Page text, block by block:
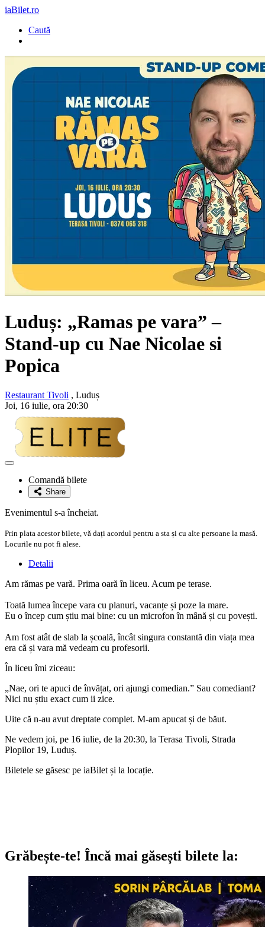
iaBilet.ro
Caută
Luduș: „Ramas pe vara” –
Stand-up cu Nae Nicolae si
Popica
Restaurant Tivoli , Luduș
Joi, 16 iulie, ora 20:30
Adaugă
favoriteComandă bilete
Share
Evenimentul s-a încheiat.
Prin plata acestor bilete, vă dați acordul pentru a sta și cu alte persoane la masă.
Locurile nu pot fi alese.
Detalii
Am rămas pe vară. Prima oară în liceu. Acum pe terase.
Toată lumea începe vara cu planuri, vacanțe și poze la mare.
Eu o încep cum știu mai bine: cu un microfon în mână și cu povești.
Am fost atât de slab la școală, încât singura constantă din viața mea
era că și vara mă vedeam cu profesorii.
În liceu îmi ziceau:
„Nae, ori te apuci de învățat, ori ajungi comedian.” Sau comediant?
Nici nu știu exact cum ii zice.
Uite că n-au avut dreptate complet. M-am apucat și de băut.
Ne vedem joi, pe 16 iulie, de la 20:30, la Terasa Tivoli, Strada
Plopilor 19, Luduș.
Biletele se găsesc pe iaBilet și la locație.
Grăbește-te! Încă mai găsești bilete la: